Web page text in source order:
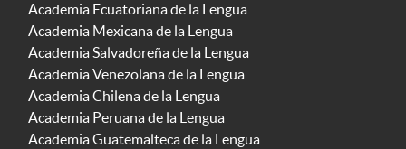
Academia Ecuatoriana de la Lengua
Academia Mexicana de la Lengua
Academia Salvadoreña de la Lengua
Academia Venezolana de la Lengua
Academia Chilena de la Lengua
Academia Peruana de la Lengua
Academia Guatemalteca de la Lengua